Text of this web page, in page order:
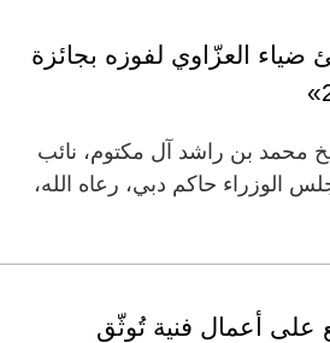
العزّاوي لفوزه بجائزة
محمد بن راشد آل مكتوم، نائب
الوزراء حاكم دبي، رعاه الله،
على أعمال فنية تُوثّق